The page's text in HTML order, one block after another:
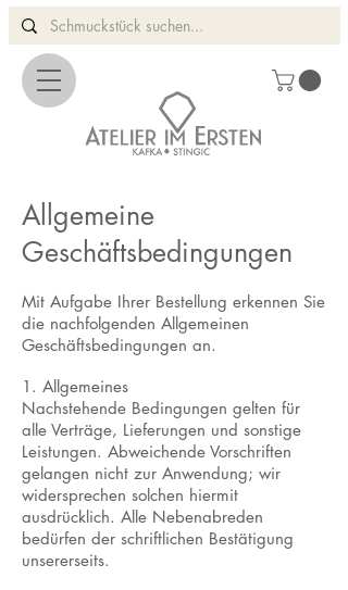
Allgemeine
Geschäftsbedingungen
Mit Aufgabe Ihrer Bestellung erkennen Sie
die nachfolgenden Allgemeinen
Geschäftsbedingungen an.
1. Allgemeines
Nachstehende Bedingungen gelten für
alle Verträge, Lieferungen und sonstige
Leistungen. Abweichende Vorschriften
gelangen nicht zur Anwendung; wir
widersprechen solchen hiermit
ausdrücklich. Alle Nebenabreden
bedürfen der schriftlichen Bestätigung
unsererseits.